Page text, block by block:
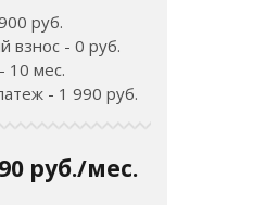
руб.
взнос - 0 руб.
10 мес.
- 1 990 руб.
руб./мес.